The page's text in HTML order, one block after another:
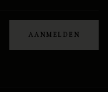
AANMELDEN